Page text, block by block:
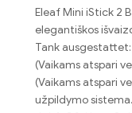
Eleaf Mini iStick 2
elegantiškos
Tank ausgestattet
(Vaikams atspari
(Vaikams atspari
užpildymo